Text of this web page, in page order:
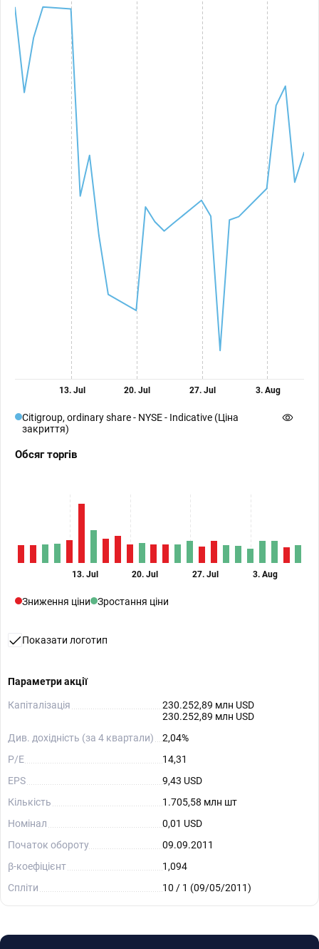
13. Jul 20. Jul 27. Jul 3. Aug
Citigroup, ordinary share - NYSE - Indicative (Ціна
закриття)
Обсяг торгів
13. Jul 20. Jul 27. Jul 3. Aug
Зниження ціни Зростання ціни
Показати логотип
Параметри акції
Капіталізація
230.252,89 млн USD
230.252,89 млн USD
Див. дохідність (за 4 квартали)
2,04%
P/E
14,31
EPS
9,43 USD
Кількість
1.705,58 млн шт
Номінал
0,01 USD
Початок обороту
09.09.2011
β-коефіцієнт
1,094
Спліти
10 / 1 (09/05/2011)